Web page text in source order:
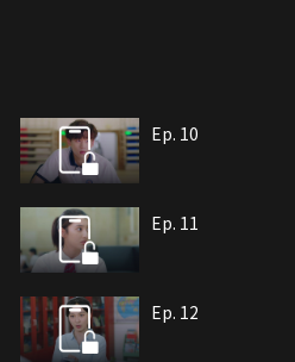
Ep. 10
Ep. 11
Ep. 12